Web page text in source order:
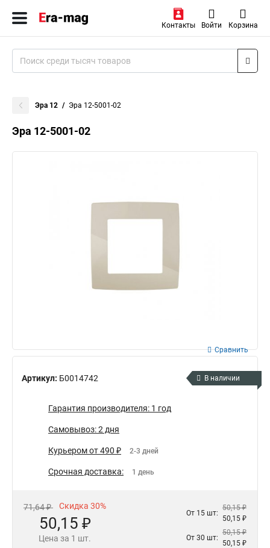
Контакты Войти Корзина
Эра 12 Эра 12-5001-02
Эра 12-5001-02
Артикул: Б0014742
Сравнить
В наличии
Гарантия производителя: 1 год
Самовывоз: 2 дня
Курьером от 490 ₽ 2-3 дней
Срочная доставка: 1 день
71,64 ₽ Скидка 30%
50,15 ₽
Цена за 1 шт.
От 15 шт:
50,15 ₽
50,15 ₽
От 30 шт:
50,15 ₽
50,15 ₽